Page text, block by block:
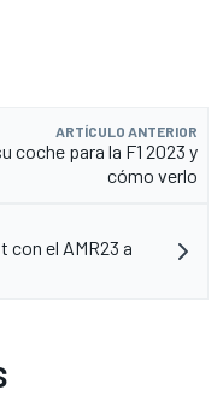
ARTÍCULO ANTERIOR
coche para la F1 2023 y
cómo verlo
con el AMR23 a